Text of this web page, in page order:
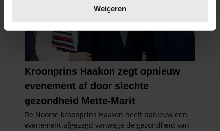
verwerkt en stel uw voorkeuren in het
intrekken in de Cookieverklaring.
We gebruiken cookies om content en advertenties te
en om ons websiteverkeer te analyseren. Ook delen we
informatie over uw gebruik van onze site met onze
partners voor social media, adverteren en analyse. Deze
partners kunnen deze gegevens combineren met andere
informatie die u aan ze heeft verstrekt of die ze hebben
Weigeren